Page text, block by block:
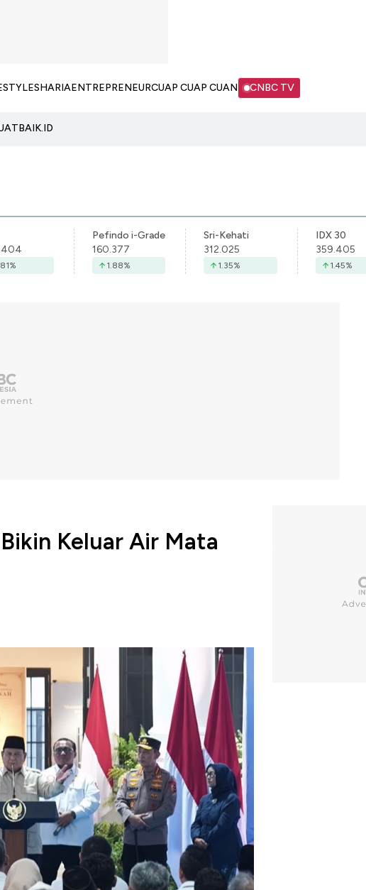
SHARIAENTREPRENEURCUAP CUAP CUAN CNBC TV
%
Pefindo i-Grade
160.377
1.88%
Sri-Kehati
312.025
1.35%
IDX 30
359.405
1.45%
Keluar Air Mata